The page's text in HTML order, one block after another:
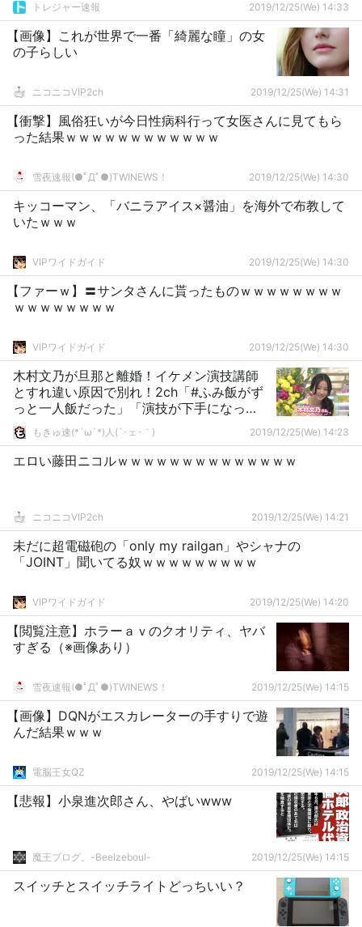
トレジャー速報 2019/12/25(We) 14:33
【画像】これが世界で一番「綺麗な瞳」の女
の子らしい
ニコニコVIP2ch 2019/12/25(We) 14:31
【衝撃】風俗狂いが今日性病科行って女医さんに見てもら
った結果ｗｗｗｗｗｗｗｗｗｗｗｗ
雪夜速報(●ﾟДﾟ●)TWINEWS！ 2019/12/25(We) 14:30
キッコーマン、「バニラアイス×醤油」を海外で布教して
いたｗｗｗ
VIPワイドガイド 2019/12/25(We) 14:30
【ファーｗ】〓サンタさんに貰ったものｗｗｗｗｗｗｗｗ
ｗｗｗｗｗｗｗｗ
VIPワイドガイド 2019/12/25(We) 14:30
木村文乃が旦那と離婚！イケメン演技講師
とすれ違い原因で別れ！2ch「#ふみ飯がず
っと一人飯だった」「演技が下手になっ
た」整形疑惑画像あり
もきゅ速(*´ω`*)人(´･ェ･｀) 2019/12/25(We) 14:23
エロい藤田ニコルｗｗｗｗｗｗｗｗｗｗｗｗｗｗ
ニコニコVIP2ch 2019/12/25(We) 14:21
未だに超電磁砲の「only my railgan」やシャナの
「JOINT」聞いてる奴ｗｗｗｗｗｗｗｗｗ
VIPワイドガイド 2019/12/25(We) 14:20
【閲覧注意】ホラーａｖのクオリティ、ヤバ
すぎる（※画像あり）
雪夜速報(●ﾟДﾟ●)TWINEWS！ 2019/12/25(We) 14:15
【画像】DQNがエスカレーターの手すりで遊
んだ結果ｗｗｗ
電脳王女QZ 2019/12/25(We) 14:15
【悲報】小泉進次郎さん、やばいwww
魔王ブログ。-Beelzeboul- 2019/12/25(We) 14:15
スイッチとスイッチライトどっちいい？